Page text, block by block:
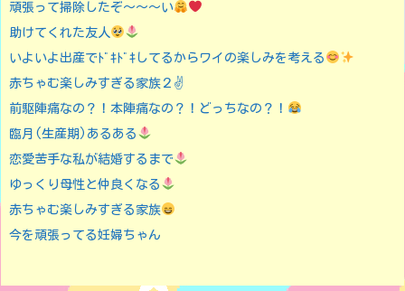
頑張って掃除したぞ〜〜〜い
助けてくれた友人
いよいよ出産でﾄﾞｷﾄﾞｷしてるからワイの楽しみを考える
赤ちゃむ楽しみすぎる家族２✌️
前駆陣痛なの？！本陣痛なの？！どっちなの？！
臨月(生産期)あるある
恋愛苦手な私が結婚するまで
ゆっくり母性と仲良くなる
赤ちゃむ楽しみすぎる家族
今を頑張ってる妊婦ちゃん